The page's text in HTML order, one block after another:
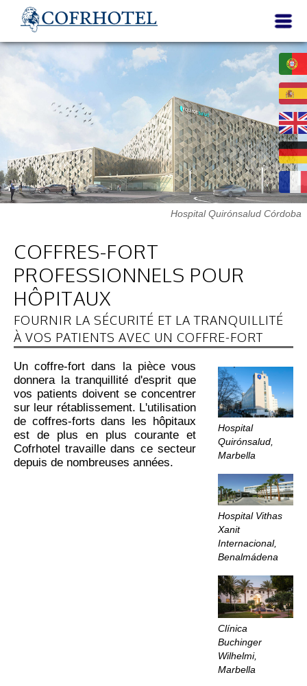
Hospital Quirónsalud Córdoba
COFFRES-FORT
PROFESSIONNELS POUR
HÔPITAUX
FOURNIR LA SÉCURITÉ ET LA TRANQUILLITÉ
À VOS PATIENTS AVEC UN COFFRE-FORT
Hospital
Quirónsalud,
Marbella
Hospital Vithas
Xanit
Internacional,
Benalmádena
Clínica
Buchinger
Wilhelmi,
Marbella
Un coffre-fort dans la pièce vous
donnera la tranquillité d'esprit que
vos patients doivent se concentrer
sur leur rétablissement. L'utilisation
de coffres-forts dans les hôpitaux
est de plus en plus courante et
Cofrhotel travaille dans ce secteur
depuis de nombreuses années.